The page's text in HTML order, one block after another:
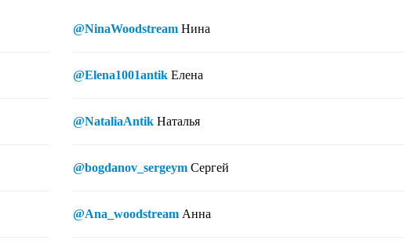
@NinaWoodstream Нина
@Elena1001antik Елена
@NataliaAntik Наталья
@bogdanov_sergeym Сергей
@Ana_woodstream Анна